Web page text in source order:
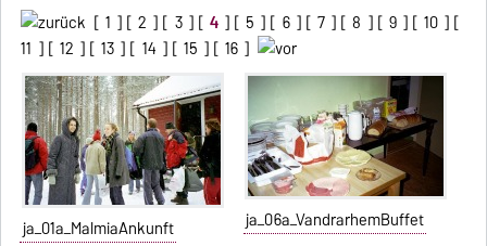
[ 1 ] [ 2 ] [ 3 ] [ 4 ] [ 5 ] [ 6 ] [ 7 ] [ 8 ] [ 9 ] [ 10 ] [
11 ] [ 12 ] [ 13 ] [ 14 ] [ 15 ] [ 16 ]
ja_01a_MalmiaAnkunft ja_06a_VandrarhemBuffet